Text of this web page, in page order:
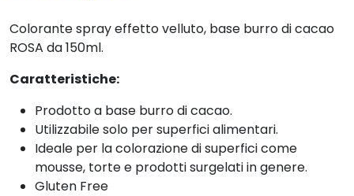
Colorante spray effetto velluto, base burro di cacao
ROSA da 150ml.
Caratteristiche:
Prodotto a base burro di cacao.
Utilizzabile solo per superfici alimentari.
Ideale per la colorazione di superfici come
mousse, torte e prodotti surgelati in genere.
Gluten Free